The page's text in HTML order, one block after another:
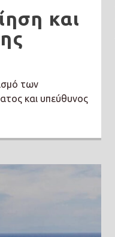
και
των
και υπεύθυνος